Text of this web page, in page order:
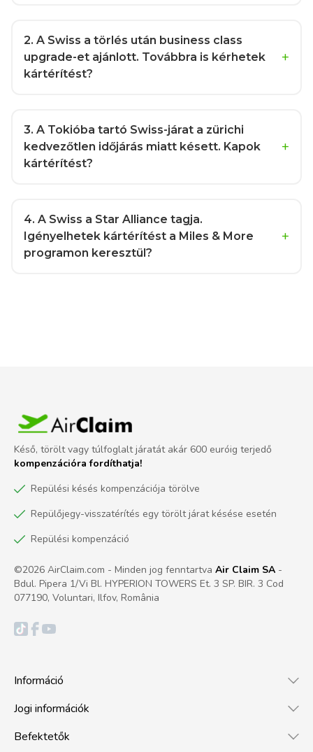
2. A Swiss a törlés után business class
upgrade-et ajánlott. Továbbra is kérhetek
kártérítést?
3. A Tokióba tartó Swiss-járat a zürichi
kedvezőtlen időjárás miatt késett. Kapok
kártérítést?
4. A Swiss a Star Alliance tagja.
Igényelhetek kártérítést a Miles & More
programon keresztül?
Késő, törölt vagy túlfoglalt járatát akár 600 euróig terjedő
kompenzációra fordíthatja!
Repülési késés kompenzációja törölve
Repülőjegy-visszatérítés egy törölt járat késése esetén
Repülési kompenzáció
©2026 AirClaim.com - Minden jog fenntartva Air Claim SA -
Bdul. Pipera 1/Vi Bl. HYPERION TOWERS Et. 3 SP. BIR. 3 Cod
077190, Voluntari, Ilfov, România
Információ
Jogi információk
Befektetők